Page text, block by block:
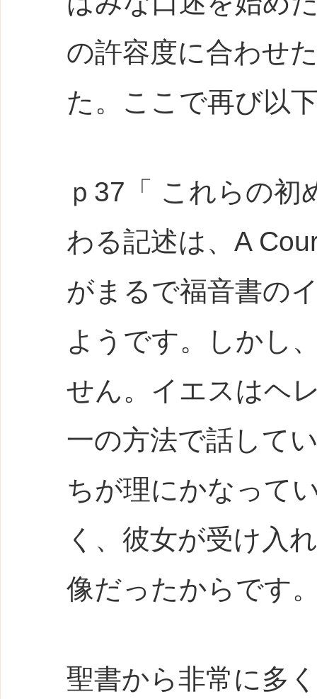
の許容度に合わせ
た。ここで再び以
ｐ37「 これらの
わる記述は、A
がまるで福音書の
ようです。しかし
せん。イエスはヘ
一の方法で話して
ちが理にかなって
く、彼女が受け入
像だったからです
聖書から非常に多